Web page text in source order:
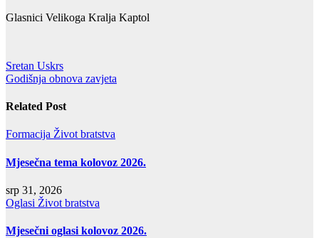
Glasnici Velikoga Kralja Kaptol
Navigacija
objava
Sretan Uskrs
Godišnja obnova zavjeta
Related Post
Formacija Život bratstva
Mjesečna tema kolovoz 2026.
srp 31, 2026
Oglasi Život bratstva
Mjesečni oglasi kolovoz 2026.